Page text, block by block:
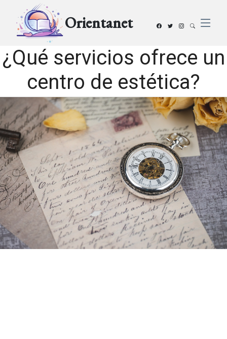
Orientanet
¿Qué servicios ofrece un
centro de estética?